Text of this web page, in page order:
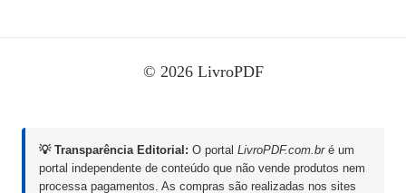
© 2026 LivroPDF
💡 Transparência Editorial: O portal LivroPDF.com.bré um
portal independente de conteúdo que não vende produtos nem
processa pagamentos. As compras são realizadas nos sites